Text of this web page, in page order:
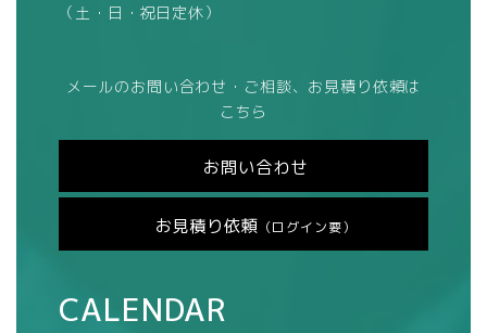
（土・日・祝日定休）
メールのお問い合わせ・ご相談、お見積り依頼は
こちら
お問い合わせ
お見積り依頼 （ログイン要）
CALENDAR